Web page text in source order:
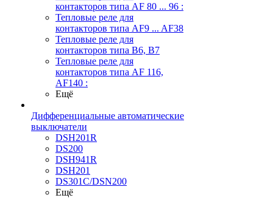
контакторов типа AF 80 ... 96 :
Тепловые реле для
контакторов типа AF9 ... AF38
Тепловые реле для
контакторов типа В6, В7
Тепловые реле для
контакторов типа AF 116,
AF140 :
Ещё
Дифференциальные автоматические
выключатели
DSH201R
DS200
DSH941R
DSH201
DS301C/DSN200
Ещё